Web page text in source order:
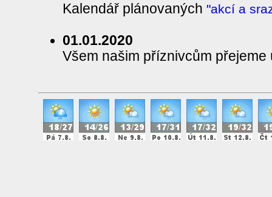
Kalendář plánovaných "akcí a
01.01.2020
Všem našim příznivcům přejeme